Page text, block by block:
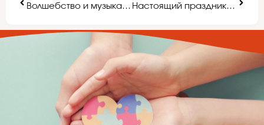
Волшебство и музыка для всей семьи! Настоящий праздник творчества и души!